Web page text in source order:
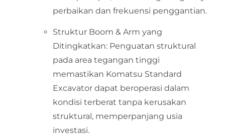
perbaikan dan frekuensi penggantian.
Struktur Boom & Arm yang
Ditingkatkan: Penguatan struktural
pada area tegangan tinggi
memastikan Komatsu Standard
Excavator dapat beroperasi dalam
kondisi terberat tanpa kerusakan
struktural, memperpanjang usia
investasi.